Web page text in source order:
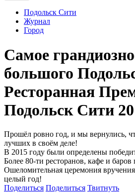
Подольск Сити
Журнал
Город
Самое
большого
Ресторанная
Подольск Сити
Прошёл ровно год, и мы вернулись,
лучших в своём деле!
В 2015 году были определены
Более 80-ти ресторанов, кафе и баров
Ошеломительная церемония
целый год!
Поделиться Поделиться Твитнуть